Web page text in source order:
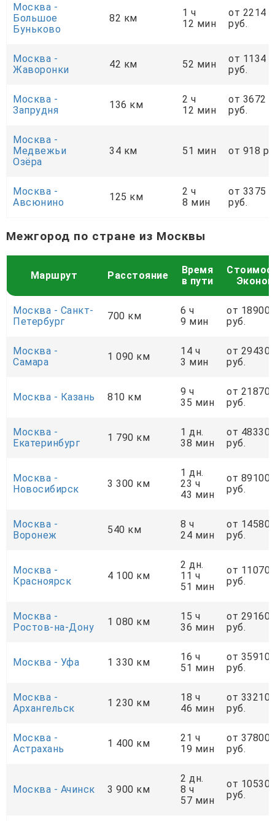
Москва -
Большое
Буньково
82 км
1 ч
12 мин
от 2214
руб.
Москва -
Жаворонки
42 км 52 мин
от 1134
руб.
Москва -
Запрудня
136 км
2 ч
12 мин
от 3672
руб.
Москва -
Медвежьи
Озёра
34 км 51 мин от 918
Москва -
Авсюнино
125 км
2 ч
8 мин
от 3375
руб.
Межгород по стране из Москвы
Маршрут Расстояние
Время
в пути
Эконом
Москва - Санкт-
Петербург
700 км
6 ч
9 мин
от 18900
руб.
Москва -
Самара
1 090 км
14 ч
3 мин
от 29430
руб.
Москва - Казань 810 км
9 ч
35 мин
от 21870
руб.
Москва -
Екатеринбург
1 790 км
1 дн.
38 мин
от 48330
руб.
Москва -
Новосибирск
3 300 км
1 дн.
23 ч
43 мин
от 89100
руб.
Москва -
Воронеж
540 км
8 ч
24 мин
от 14580
руб.
Москва -
Красноярск
4 100 км
2 дн.
11 ч
51 мин
от
руб.
Москва -
Ростов-на-Дону
1 080 км
15 ч
36 мин
от 29160
руб.
Москва - Уфа 1 330 км
16 ч
51 мин
от 35910
руб.
Москва -
Архангельск
1 230 км
18 ч
46 мин
от 33210
руб.
Москва -
Астрахань
1 400 км
21 ч
19 мин
от 37800
руб.
Москва - Ачинск 3 900 км
2 дн.
8 ч
57 мин
от
руб.